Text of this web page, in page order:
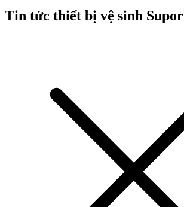
Tin tức thiết bị vệ sinh Supor